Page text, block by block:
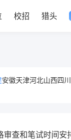
校招 猎头
安徽天津河北山西四川
审查和笔试时间安